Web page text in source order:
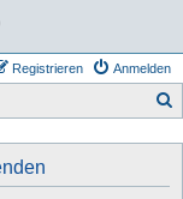
Anmelden
Registrieren